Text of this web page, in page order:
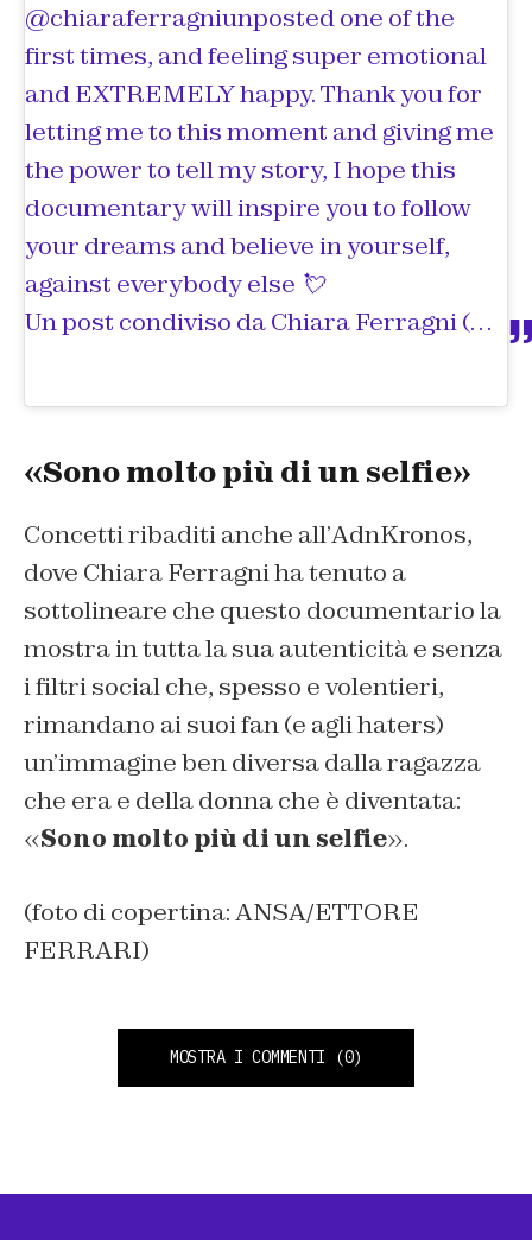
@chiaraferragniunposted one of the
first times, and feeling super emotional
and EXTREMELY happy. Thank you for
letting me to this moment and giving me
the power to tell my story, I hope this
documentary will inspire you to follow
your dreams and believe in yourself,
against everybody else 💘
Un post condiviso daChiara Ferragni(@chiaraferragni) in data:
«Sono molto più di un selfie»
Concetti ribaditi anche all’AdnKronos,
dove Chiara Ferragni ha tenuto a
sottolineare che questo documentario la
mostra in tutta la sua autenticità e senza
i filtri social che, spesso e volentieri,
rimandano ai suoi fan (e agli haters)
un’immagine ben diversa dalla ragazza
che era e della donna che è diventata:
«Sono molto più di un selfie».
(foto di copertina: ANSA/ETTORE
FERRARI)
MOSTRA I COMMENTI (0)